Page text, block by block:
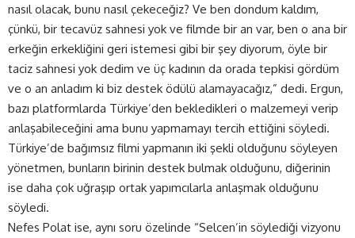
nasıl olacak, bunu nasıl çekeceğiz? Ve ben dondum kaldım,
çünkü, bir tecavüz sahnesi yok ve filmde bir an var, ben o ana bir
erkeğin erkekliğini geri istemesi gibi bir şey diyorum, öyle bir
taciz sahnesi yok dedim ve üç kadının da orada tepkisi gördüm
ve o an anladım ki biz destek ödülü alamayacağız,” dedi. Ergun,
bazı platformlarda Türkiye’den bekledikleri o malzemeyi verip
anlaşabileceğini ama bunu yapmamayı tercih ettiğini söyledi.
Türkiye’de bağımsız filmi yapmanın iki şekli olduğunu söyleyen
yönetmen, bunların birinin destek bulmak olduğunu, diğerinin
ise daha çok uğraşıp ortak yapımcılarla anlaşmak olduğunu
söyledi.
Nefes Polat ise, aynı soru özelinde “Selcen’in söylediği vizyonu